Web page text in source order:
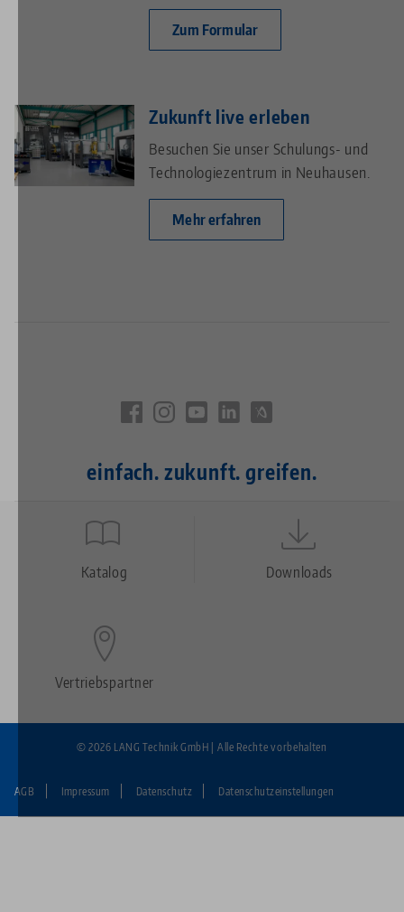
Zum Formular
Zukunft live erleben
Besuchen Sie unser Schulungs- und
Technologiezentrum in Neuhausen.
Mehr erfahren
einfach. zukunft. greifen.
Quicklinks
Katalog Downloads
Vertriebspartner
Fußzeile:
AGB Impressum Datenschutz Datenschutzeinstellungen
© 2026 LANG Technik GmbH | Alle Rechte vorbehalten